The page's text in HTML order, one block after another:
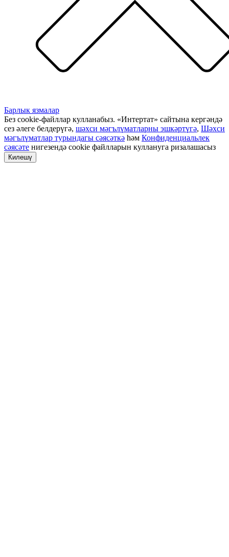
Барлык язмалар
Без cookie-файллар кулланабыз. «Интертат» сайтына кергәндә
сез әлеге белдерүгә, шәхси мәгълүматларны эшкәртүгә, Шәхси
мәгълүматлар турындагы сәясәткә һәм Конфиденциальлек
сәясәте нигезендә cookie файлларын куллануга ризалашасыз
Килешү